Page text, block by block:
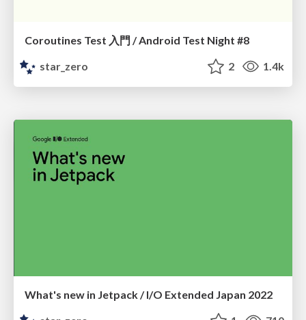
Coroutines Test 入門 / Android Test Night #8
star_zero
2 1.4k
What's new in Jetpack / I/O Extended Japan 2022